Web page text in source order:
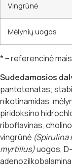
Vingrūnė
Mėlynių uogos
* – referencinė
Sudedamosios
pantotenatas;
nikotinamidas,
piridoksino
riboflavinas,
vingrūnė (Spirulina
myrtillus)uogos,